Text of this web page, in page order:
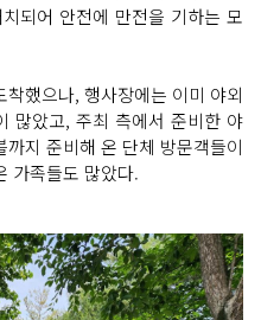
되어 안전에 만전을 기하는 모
했으나, 행사장에는 이미 야외
많았고, 주최 측에서 준비한 야
지 준비해 온 단체 방문객들이
가족들도 많았다.